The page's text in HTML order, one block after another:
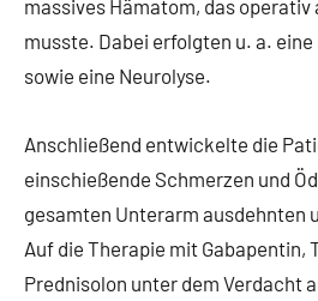
massives Hämatom, das
musste. Dabei erfolgten u. a.
sowie eine Neurolyse.
Anschließend entwickelte die
einschießende Schmerzen und
gesamten Unterarm ausdehnten
Auf die Therapie mit Gabapentin,
Prednisolon unter dem Verdacht